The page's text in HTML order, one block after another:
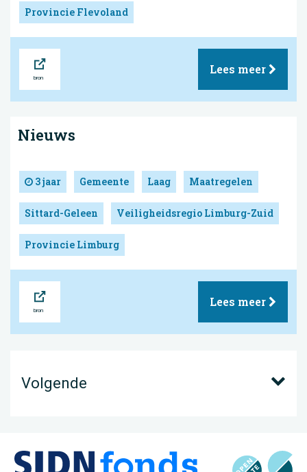
Provincie Flevoland
Lees meer
Nieuws
3 jaar Gemeente Laag Maatregelen
Sittard-Geleen Veiligheidsregio Limburg-Zuid
Provincie Limburg
Lees meer
Volgende